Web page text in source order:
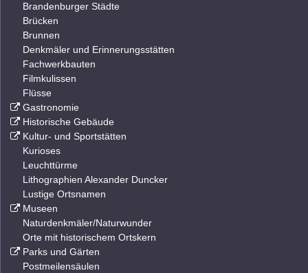
Brandenburger Städte
Brücken
Brunnen
Denkmäler und Erinnerungsstätten
Fachwerkbauten
Filmkulissen
Flüsse
Gastronomie
Historische Gebäude
Kultur- und Sportstätten
Kurioses
Leuchttürme
Lithographien Alexander Duncker
Lustige Ortsnamen
Museen
Naturdenkmäler/Naturwunder
Orte mit historischem Ortskern
Parks und Gärten
Postmeilensäulen